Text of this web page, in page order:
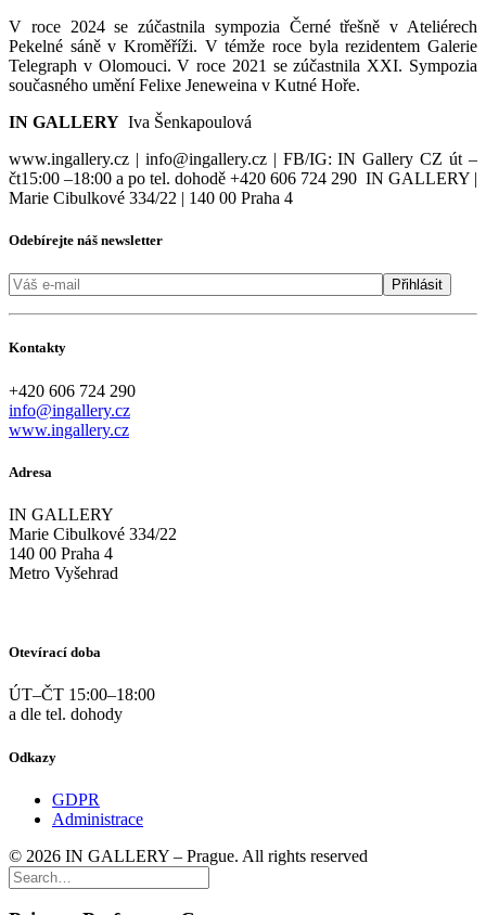
V roce 2024 se zúčastnila sympozia Černé třešně v Ateliérech
Pekelné sáně v Kroměříži. V témže roce byla rezidentem Galerie
Telegraph v Olomouci. V roce 2021 se zúčastnila XXI. Sympozia
současného umění Felixe Jeneweina v Kutné Hoře.
IN GALLERY Iva Šenkapoulová
www.ingallery.cz | info@ingallery.cz | FB/IG: IN Gallery CZút –
čt15:00 –18:00 a po tel. dohodě +420 606 724 290 IN GALLERY |
Marie Cibulkové 334/22 | 140 00 Praha 4
Odebírejte náš newsletter
Kontakty
+420 606 724 290
info@ingallery.cz
www.ingallery.cz
Adresa
IN GALLERY
Marie Cibulkové 334/22
140 00 Praha 4
Metro Vyšehrad
Otevírací doba
ÚT–ČT 15:00–18:00
a dle tel. dohody
Odkazy
GDPR
Administrace
© 2026 IN GALLERY – Prague. All rights reserved